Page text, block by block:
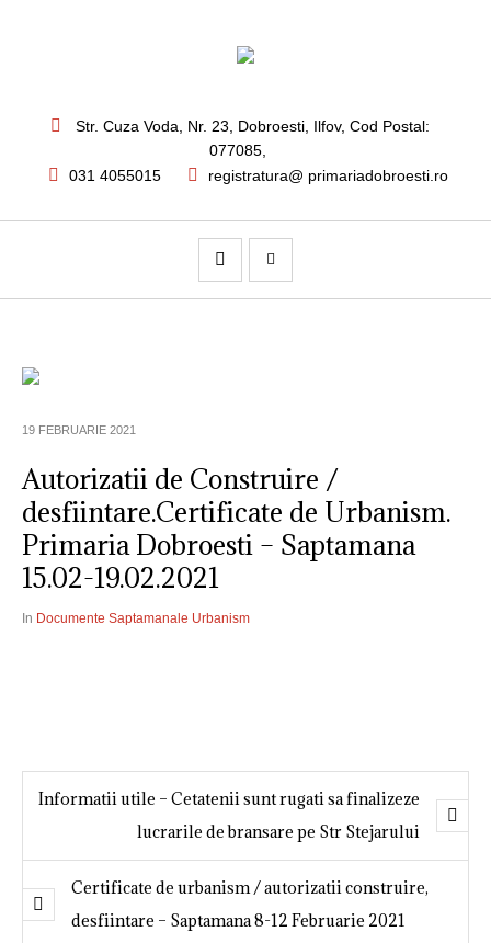
Str. Cuza Voda, Nr. 23 Dobroesti, Ilfov, Cod Postal:
077085,
031 4055015
registratura@ primariadobroesti.ro
19 FEBRUARIE 2021
Autorizatii de Construire /
desfiintare.Certificate de Urbanism.
Primaria Dobroesti – Saptamana
15.02-19.02.2021
In Documente Saptamanale Urbanism
Informatii utile – Cetatenii sunt rugati sa finalizeze
lucrarile de bransare pe Str Stejarului
Certificate de urbanism / autorizatii construire,
desfiintare – Saptamana 8-12 Februarie 2021